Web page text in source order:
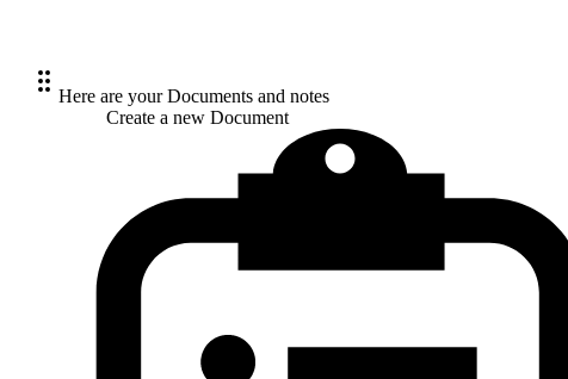
Here are your Documents and notes
Create a new Document